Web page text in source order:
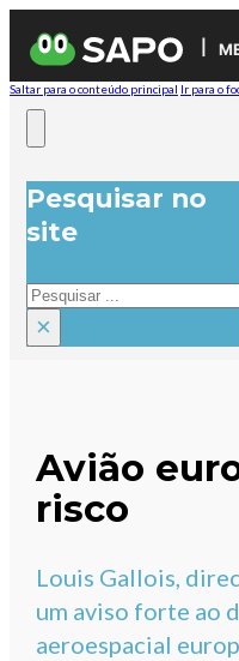
Saltar para o conteúdo principal Ir para o
Pesquisar no
site
Pesquisar
×
Avião
risco
Louis Gallois,
um aviso forte ao
aeroespacial